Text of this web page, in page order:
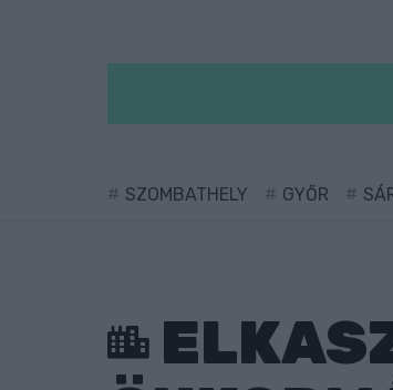
SZOMBATHELY GYŐR